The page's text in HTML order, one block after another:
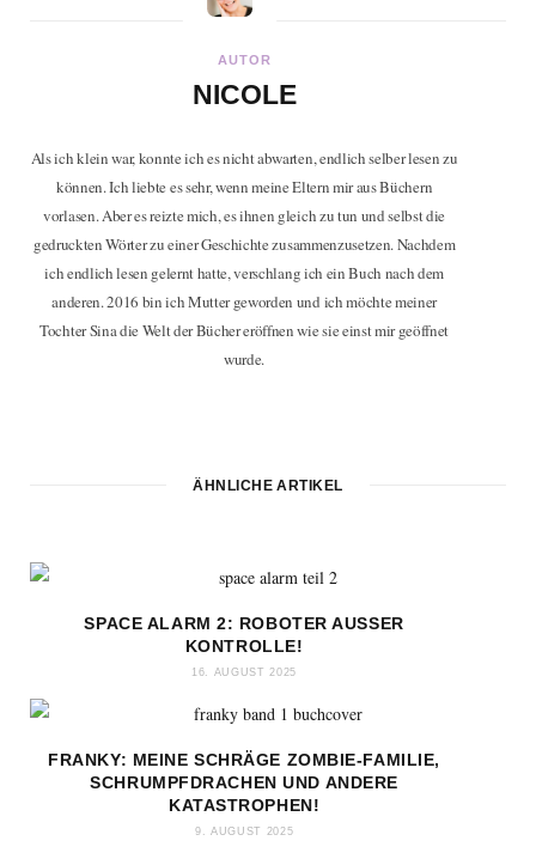
AUTOR
NICOLE
Als ich klein war, konnte ich es nicht abwarten, endlich selber lesen zu
können. Ich liebte es sehr, wenn meine Eltern mir aus Büchern
vorlasen. Aber es reizte mich, es ihnen gleich zu tun und selbst die
gedruckten Wörter zu einer Geschichte zusammenzusetzen. Nachdem
ich endlich lesen gelernt hatte, verschlang ich ein Buch nach dem
anderen. 2016 bin ich Mutter geworden und ich möchte meiner
Tochter Sina die Welt der Bücher eröffnen wie sie einst mir geöffnet
wurde.
ÄHNLICHE ARTIKEL
SPACE ALARM 2: ROBOTER AUSSER K
ONTROLLE!
16. AUGUST 2025
FRANKY: MEINE SCHRÄGE ZOMBIE-FAMILIE,
SCHRUMPFDRACHEN UND ANDERE
KATASTROPHEN!
9. AUGUST 2025